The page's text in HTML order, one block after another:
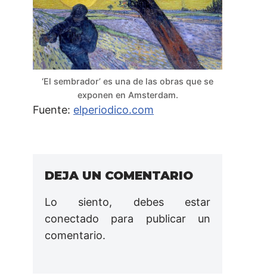
‘El sembrador’ es una de las obras que se
exponen en Amsterdam.
Fuente: elperiodico.com
DEJA UN COMENTARIO
Lo siento, debes estar
conectado para publicar un
comentario.